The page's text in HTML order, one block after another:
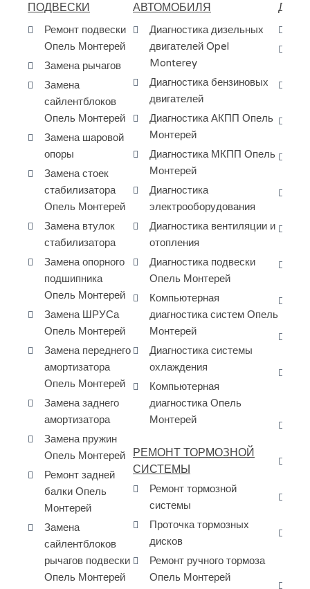
ПОДВЕСКИ
Ремонт подвески
Опель Монтерей
Замена рычагов
Замена
сайлентблоков
Опель Монтерей
Замена шаровой
опоры
Замена стоек
стабилизатора
Опель Монтерей
Замена втулок
стабилизатора
Замена опорного
подшипника
Опель Монтерей
Замена ШРУСа
Опель Монтерей
Замена переднего
амортизатора
Опель Монтерей
Замена заднего
амортизатора
Замена пружин
Опель Монтерей
Ремонт задней
балки Опель
Монтерей
Замена
сайлентблоков
рычагов подвески
Опель Монтерей
АВТОМОБИЛЯ
Диагностика дизельных
двигателей Opel
Monterey
Диагностика бензиновых
двигателей
Диагностика АКПП Опель
Монтерей
Диагностика МКПП Опель
Монтерей
Диагностика
электрооборудования
Диагностика вентиляции и
отопления
Диагностика подвески
Опель Монтерей
Компьютерная
диагностика систем Опель
Монтерей
Диагностика системы
охлаждения
Компьютерная
диагностика Опель
Монтерей
РЕМОНТ ТОРМОЗНОЙ
СИСТЕМЫ
Ремонт тормозной
системы
Проточка тормозных
дисков
Ремонт ручного тормоза
Опель Монтерей